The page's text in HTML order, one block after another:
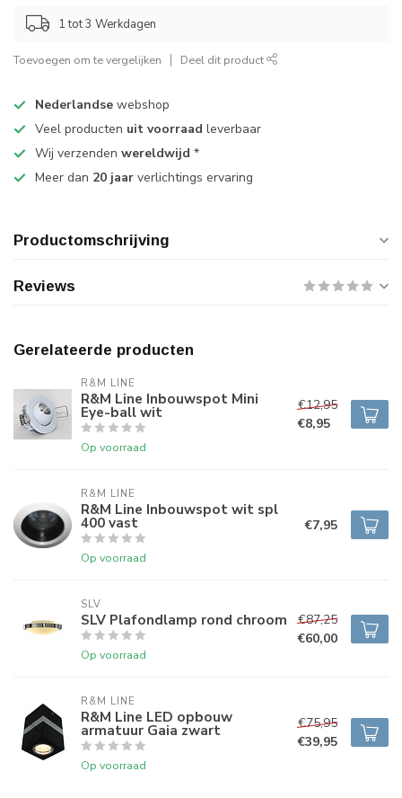
1 tot 3 Werkdagen
Toevoegen om te vergelijken Deel dit product
Nederlandse webshop
Veel producten uit voorraad leverbaar
Wij verzenden wereldwijd *
Meer dan 20 jaar verlichtings ervaring
Productomschrijving
Reviews
Gerelateerde producten
R&M LINE
R&M Line Inbouwspot Mini
Eye-ball wit
Op voorraad
€12,95
€8,95
R&M LINE
R&M Line Inbouwspot wit spl
400 vast
Op voorraad
€7,95
SLV
SLV Plafondlamp rond chroom
Op voorraad
€87,25
€60,00
R&M LINE
R&M Line LED opbouw
armatuur Gaia zwart
Op voorraad
€75,95
€39,95